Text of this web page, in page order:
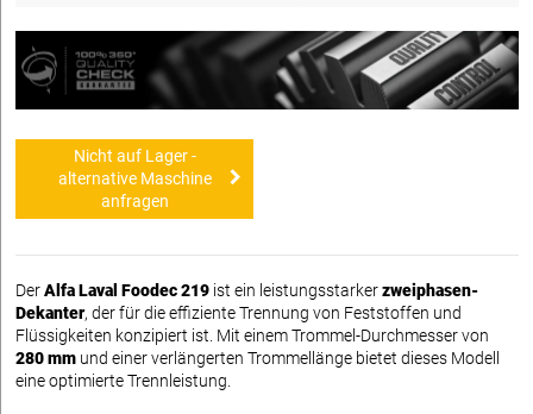
Nicht auf Lager -
alternative Maschine
anfragen
DerAlfa Laval Foodec 219 ist ein leistungsstarkerzweiphasen-
Dekanter, der für die effiziente Trennung von Feststoffen und
Flüssigkeiten konzipiert ist. Mit einem Trommel-Durchmesser von
280 mm und einer verlängerten Trommellänge bietet dieses Modell
eine optimierte Trennleistung.